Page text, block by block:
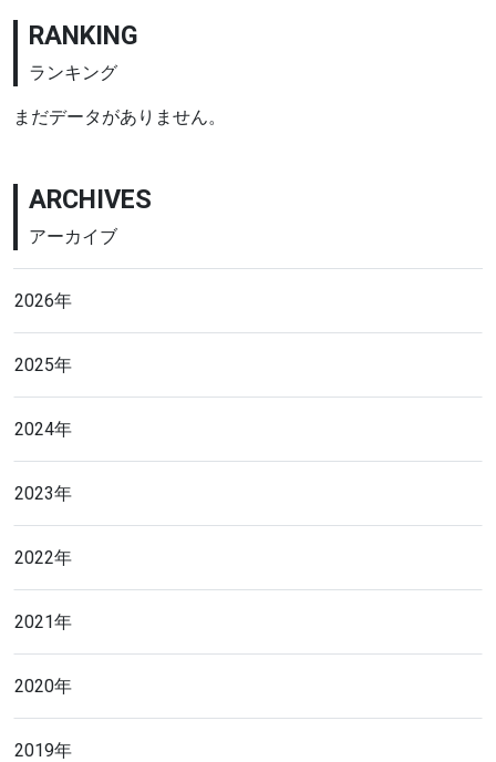
RANKING
ランキング
まだデータがありません。
ARCHIVES
アーカイブ
2026年
2025年
2024年
2023年
2022年
2021年
2020年
2019年